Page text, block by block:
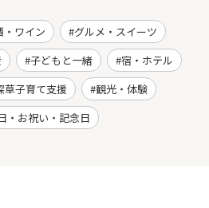
・ワイン
グルメ・スイーツ
子どもと一緒
宿・ホテル
草子育て支援
観光・体験
・お祝い・記念日